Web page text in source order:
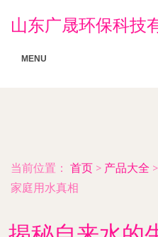
山东广晟环保科技
MENU
当前位置： 首页 > 产品大全 >
家庭用水真相